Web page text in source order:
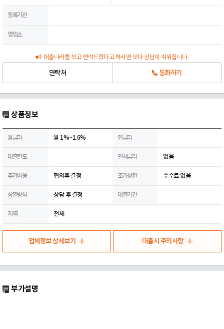
등록기관
영업소
대출나라를 보고 연락드렸다고 하시면 보다 상담이 쉬워집니다.
연락처 통화하기
상품정보
월금리 월 1%~1.6% 연금리
대출한도 연체금리 없음
추가비용 협의후 결정 조기상환 수수료 없음
상환방식 상담 후 결정 대출기간
지역 전체
업체정보 상세보기 대출시 주의사항
부가설명